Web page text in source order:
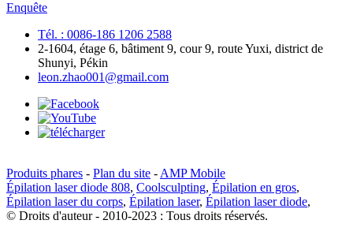
Enquête
Tél. : 0086-186 1206 2588
2-1604, étage 6, bâtiment 9, cour 9, route Yuxi, district de
Shunyi, Pékin
leon.zhao001@gmail.com
Produits phares - Plan du site - AMP Mobile
Épilation laser diode 808, Coolsculpting, Épilation en gros,
Épilation laser du corps, Épilation laser, Épilation laser diode,
© Droits d'auteur - 2010-2023 : Tous droits réservés.